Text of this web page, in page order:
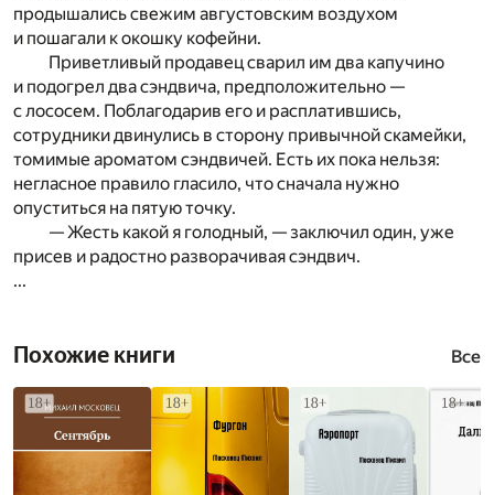
продышались свежим августовским воздухом
и пошагали к окошку кофейни.
Приветливый продавец сварил им два капучино
и подогрел два сэндвича, предположительно —
с лососем. Поблагодарив его и расплатившись,
сотрудники двинулись в сторону привычной скамейки,
томимые ароматом сэндвичей. Есть их пока нельзя:
негласное правило гласило, что сначала нужно
опуститься на пятую точку.
— Жесть какой я голодный, — заключил один, уже
присев и радостно разворачивая сэндвич.
...
Похожие книги Все